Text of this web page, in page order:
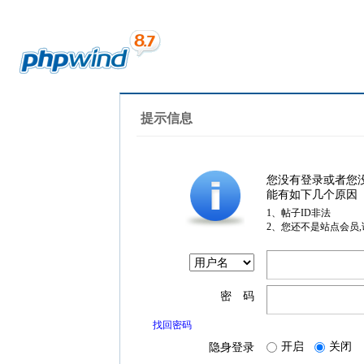
提示信息
您没有登录或者您
能有如下几个原因
1、帖子ID非法
2、您还不是站点会员
密 码
找回密码
隐身登录 开启 关闭